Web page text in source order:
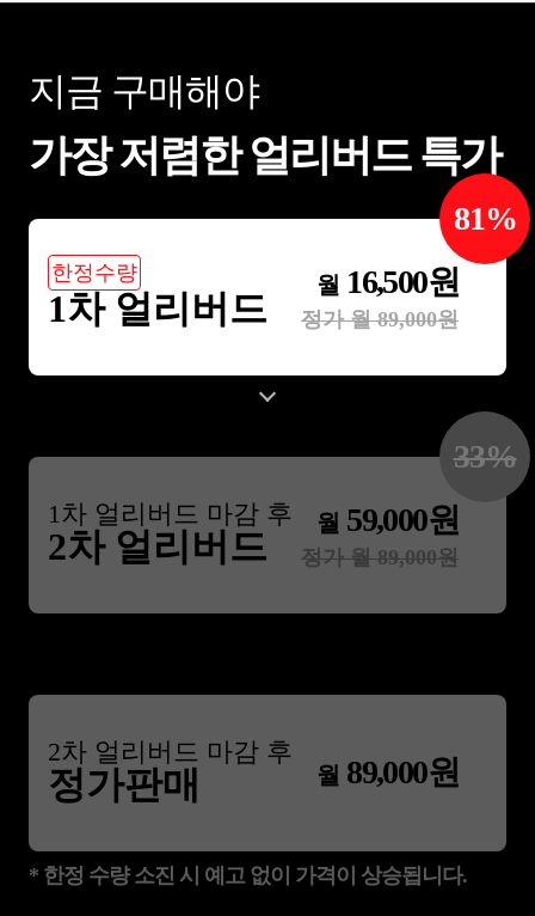
지금 구매해야
가장 저렴한 얼리버드 특가
한정수량
1차 얼리버드
월 16,500원
정가 월89,000원
81%
1 차 얼리버드 마감 후
2차 얼리버드
월 59,000원
정가 월89,000원
33%
2차 얼리버드 마감 후
정가판매 월 89,000원
* 한정 수량 소진 시 예고 없이 가격이 상승됩니다.